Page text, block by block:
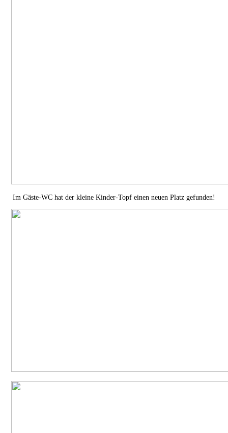
Im Gäste-WC hat der kleine Kinder-Topf einen neuen Platz gefunden!